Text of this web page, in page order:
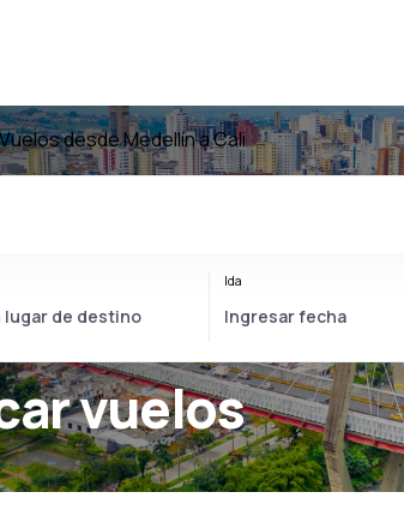
Vuelos desde Medellín a Cali
vuelos
Ida